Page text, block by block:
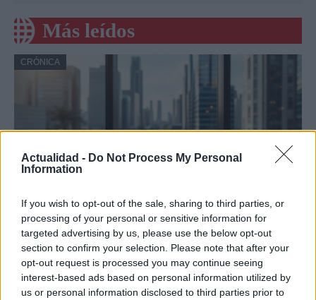
Actualidad - Do Not Process My Personal
Information
If you wish to opt-out of the sale, sharing to third parties, or
processing of your personal or sensitive information for
targeted advertising by us, please use the below opt-out
section to confirm your selection. Please note that after your
opt-out request is processed you may continue seeing
interest-based ads based on personal information utilized by
us or personal information disclosed to third parties prior to
Más leídos
CRÓNICA
Amparo Moraleda asume la
vicepresidencia de CaixaBank
La trayectoria de Moraleda promete un nuevo rumbo…